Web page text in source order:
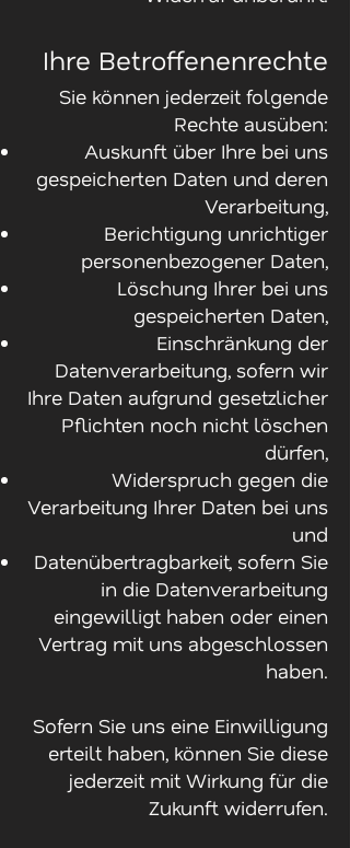
Ihre Betroffenenrechte
Sie können jederzeit folgende
Rechte ausüben:
Auskunft über Ihre bei uns
gespeicherten Daten und deren
Verarbeitung,
Berichtigung unrichtiger
personenbezogener Daten,
Löschung Ihrer bei uns
gespeicherten Daten,
Einschränkung der
Datenverarbeitung, sofern wir
Ihre Daten aufgrund gesetzlicher
Pflichten noch nicht löschen
dürfen,
Widerspruch gegen die
Verarbeitung Ihrer Daten bei uns
und
Datenübertragbarkeit, sofern Sie
in die Datenverarbeitung
eingewilligt haben oder einen
Vertrag mit uns abgeschlossen
haben.
Sofern Sie uns eine Einwilligung
erteilt haben, können Sie diese
jederzeit mit Wirkung für die
Zukunft widerrufen.